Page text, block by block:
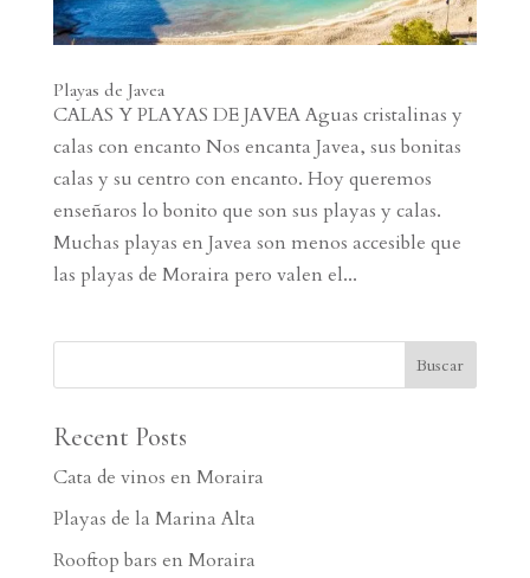
Playas de Javea
CALAS Y PLAYAS DE JAVEA Aguas cristalinas y
calas con encanto Nos encanta Javea, sus bonitas
calas y su centro con encanto. Hoy queremos
enseñaros lo bonito que son sus playas y calas.
Muchas playas en Javea son menos accesible que
las playas de Moraira pero valen el...
Recent Posts
Cata de vinos en Moraira
Playas de la Marina Alta
Rooftop bars en Moraira